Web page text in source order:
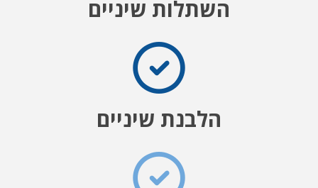
השתלות שיניים
הלבנת שיניים